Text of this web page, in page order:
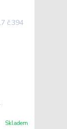
Skladem